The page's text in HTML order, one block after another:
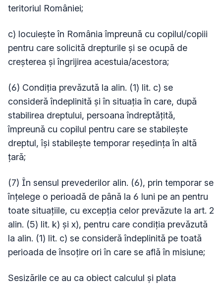
teritoriul României;
c) locuieşte în România împreună cu copilul/copiii
pentru care solicită drepturile şi se ocupă de
creşterea şi îngrijirea acestuia/acestora;
(6) Condiţia prevăzută la alin. (1) lit. c) se
consideră îndeplinită şi în situaţia în care, după
stabilirea dreptului, persoana îndreptăţită,
împreună cu copilul pentru care se stabileşte
dreptul, îşi stabileşte temporar reşedinţa în altă
ţară;
(7) În sensul prevederilor alin. (6), prin temporar se
înţelege o perioadă de până la 6 luni pe an pentru
toate situaţiile, cu excepţia celor prevăzute la art. 2
alin. (5) lit. k) şi x), pentru care condiţia prevăzută
la alin. (1) lit. c) se consideră îndeplinită pe toată
perioada de însoţire ori în care se află în misiune;
Sesizările ce au ca obiect calculul şi plata